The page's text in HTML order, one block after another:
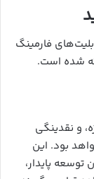
فارمینگ
شده است.
و نقدینگی
دوره قفل ۱۰ ماهه خواهد بود. این
پایدار،